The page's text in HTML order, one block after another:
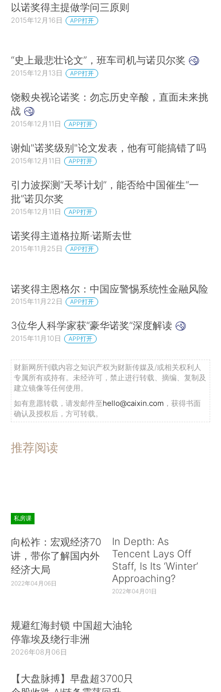
以诺奖得主提做学问三原则
2015年12月16日 APP打开
“史上最悲壮论文”，班车司机与诺贝尔奖
2015年12月13日 APP打开
饶毅央视论诺奖：勿忘历史辛酸，直面未来挑
战
2015年12月11日 APP打开
谢灿"诺奖级别"论文发表，他有可能搞错了吗
2015年12月11日 APP打开
引力波探测“天琴计划”，能否给中国催生“一
批”诺贝尔奖
2015年12月11日 APP打开
诺奖得主道格拉斯·诺斯去世
2015年11月25日 APP打开
诺奖得主恩格尔：中国应警惕系统性金融风险
2015年11月22日 APP打开
3位华人科学家获“豪华诺奖”深度解读
2015年11月10日 APP打开
财新网所刊载内容之知识产权为财新传媒及/或相关权利人
专属所有或持有。未经许可，禁止进行转载、摘编、复制及
建立镜像等任何使用。
如有意愿转载，请发邮件至hello@caixin.com ，获得书面
确认及授权后，方可转载。
推荐阅读
私房课
向松祚：宏观经济70
讲，带你了解国内外
经济大局
2022年04月06日
In Depth: As
Tencent Lays Off
Staff, Is Its ‘Winter’
Approaching?
2022年04月01日
规避红海封锁 中国超大油轮
停靠埃及绕行非洲
2026年08月06日
【大盘脉搏】早盘超3700只